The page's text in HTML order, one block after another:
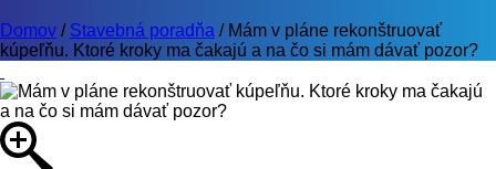
Domov / Stavebná poradňa / Mám v pláne rekonštruovať
kúpeľňu. Ktoré kroky ma čakajú a na čo si mám dávať pozor?